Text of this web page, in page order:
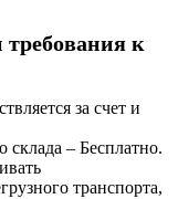
требования к
за счет и
склада – Бесплатно.
транспорта,